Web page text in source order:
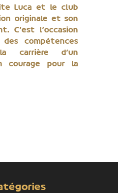
Luca et le club
originale et son
C’est l’occasion
compétences
carrière d’un
courage pour la